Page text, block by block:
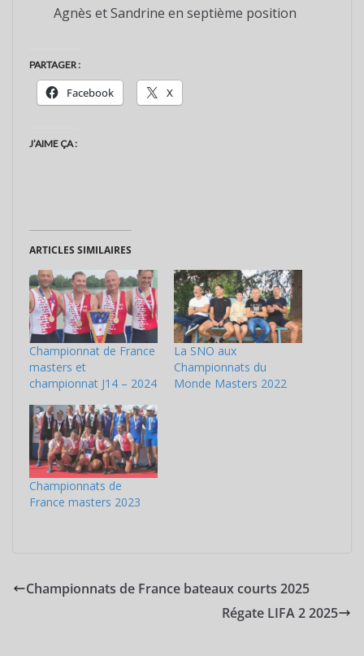
Agnès et Sandrine en septième position
PARTAGER :
Facebook X
J’AIME ÇA :
ARTICLES SIMILAIRES
Championnat de France
masters et
championnat J14 – 2024
La SNO aux
Championnats du
Monde Masters 2022
Championnats de
France masters 2023
Championnats de France bateaux courts 2025
Régate LIFA 2 2025